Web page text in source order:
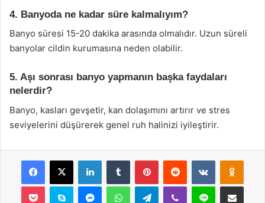
4. Banyoda ne kadar süre kalmalıyım?
Banyo süresi 15-20 dakika arasında olmalıdır. Uzun süreli
banyolar cildin kurumasına neden olabilir.
5. Aşı sonrası banyo yapmanın başka faydaları
nelerdir?
Banyo, kasları gevşetir, kan dolaşımını artırır ve stres
seviyelerini düşürerek genel ruh halinizi iyileştirir.
Facebook
X LinkedInTumblr PinterestReddit VKontakte
Pocket Skype MessengerWhatsAppTelegramViber Line E-Posta ile